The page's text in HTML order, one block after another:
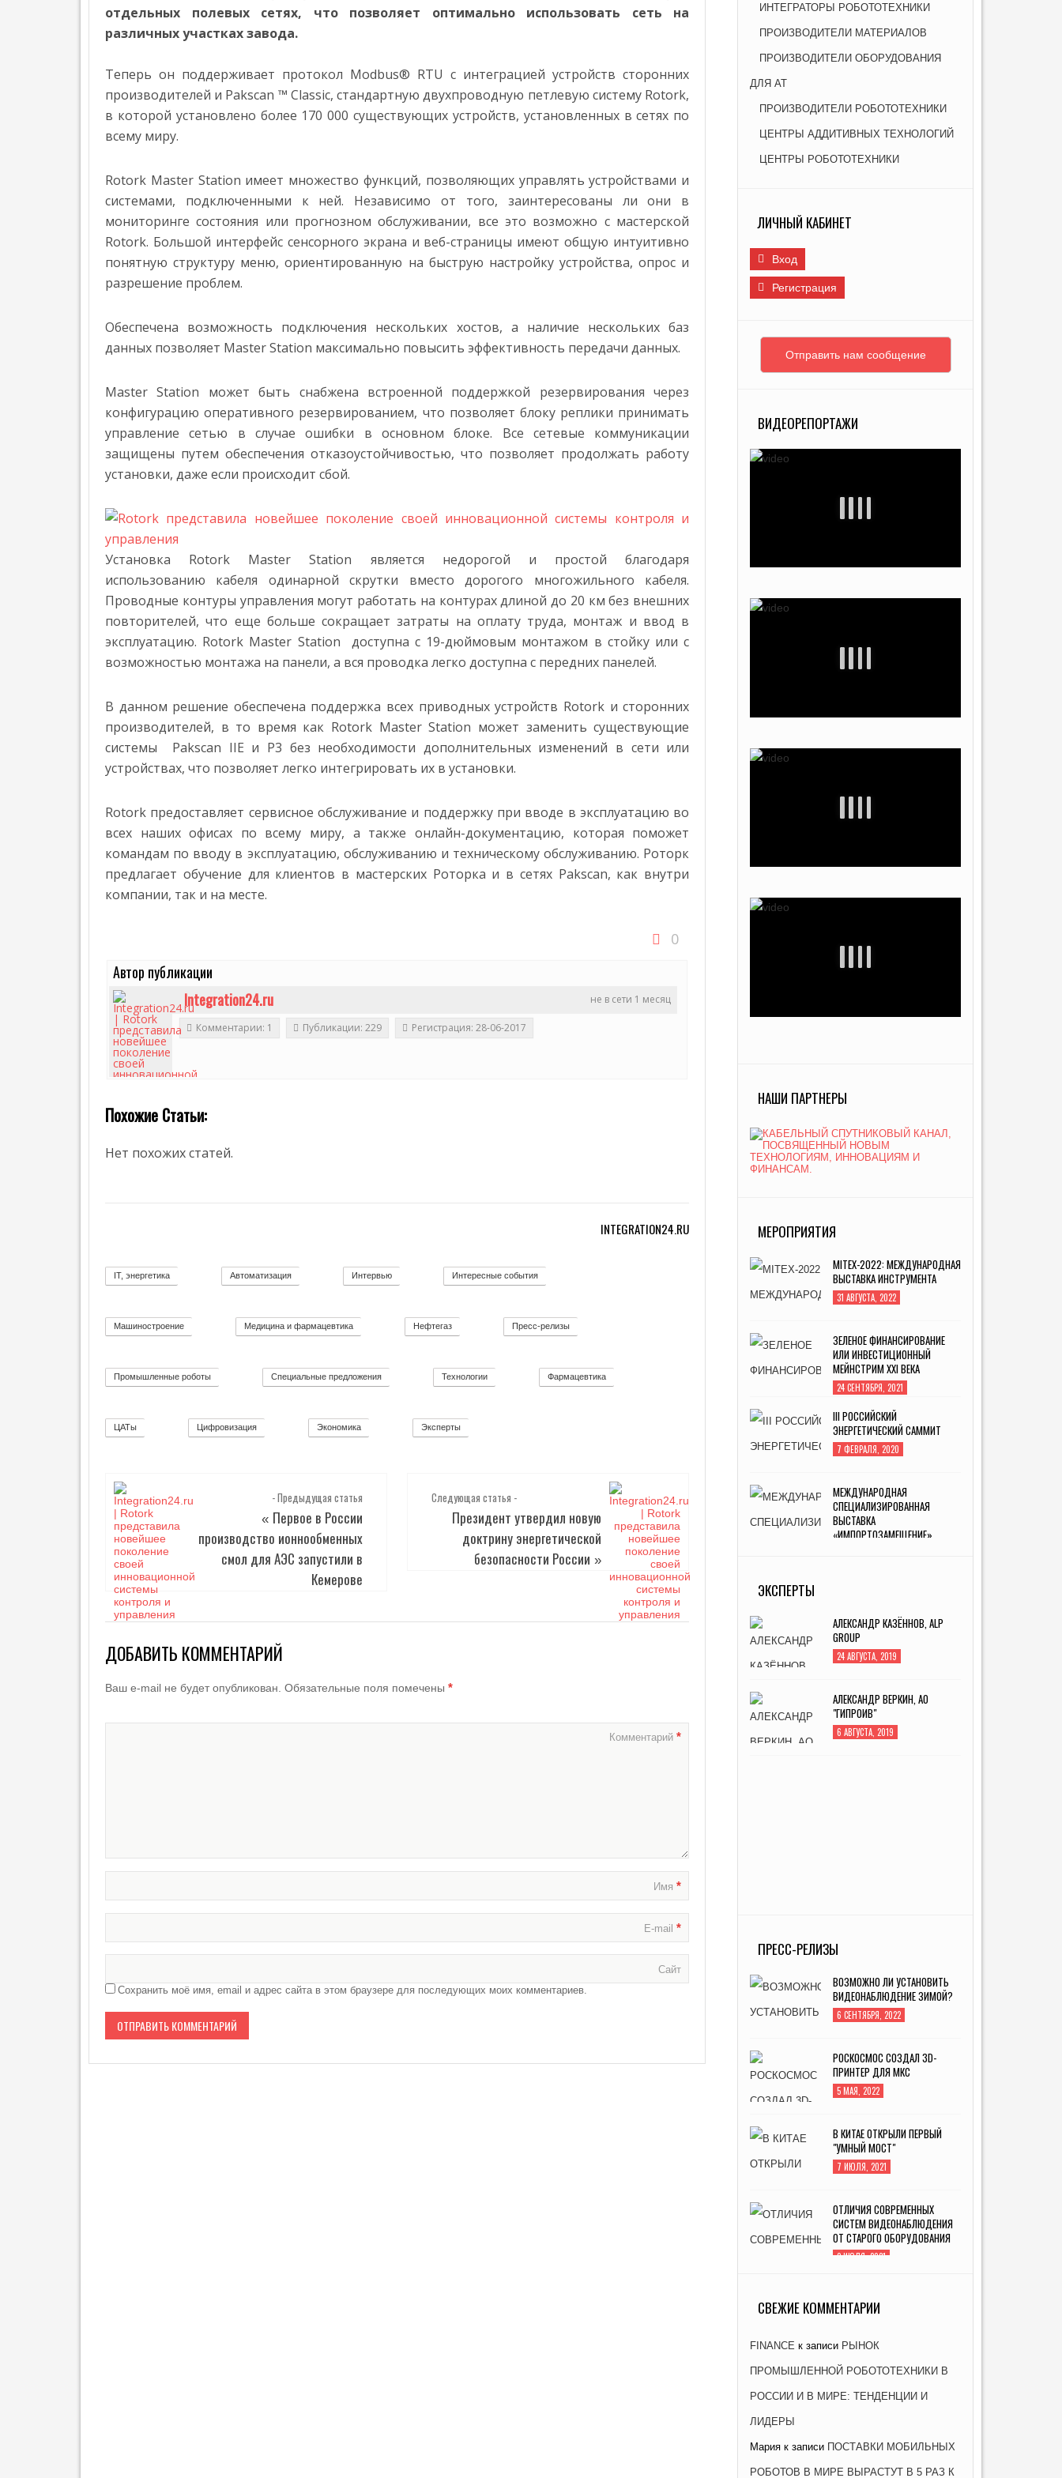
ПЕЧАТИ
В
»
ЛУЧШИЕ
ПРОЕКТЫ
3D-
ПЕЧАТИ
В
СТРОИТЕЛЬСТВЕ
И
ИСКУССТВЕ
»
ПОБЕДИТЕЛЕЙ
ПЕРВОЙ
ВСЕРОССИЙСКОЙ
ПРЕМИИ
ПО
АДДИТИВНЫМ
ФОРМЫ»
»
ОТКРЫЛ
НОВЫЙ
ЦЕНТР
ПЕРЕДОВЫХ
ПРОИЗВОДСТВЕННЫХ
ТЕХНОЛОГИЙ
СИДНЕЕ
»
Л
Е
Н
С
Т
Н
О
Л
О
Г
И
И
Э
Н
М
О
П
Р
Е
Е
Н
Т
Е
Р
В
Ю
Н
Т
Е
Г
А
З
Р
С
С
Р
Е
I
,
Э
Н
И
И
АВТОМАТИЗАЦИЯ УЧЕНЫЕ «РОСАТОМА» ПРЕДСТАВИЛИ НА ВЫСТАВКЕ ФОРУМА БУДУЩИХ ТЕХНОЛОГИЙ АВТОМАТИЗИРОВАННОЕ РЕШЕНИЕ СОЗДАНИЯ НОВЫХ МАТЕРИАЛОВ ДЛЯ ПРОМЫШЛЕННОСТИ
АВТОМАТИЗАЦИЯ ПОСТАВКИ МОБИЛЬНЫХ РОБОТОВ В МИРЕ ВЫРАСТУТ В 5 РАЗ К 2030 ГОДУ
отдельных полевых сетях, что позволяет оптимально использовать сеть на
различных участках завода.
Теперь он поддерживает протокол Modbus® RTU с интеграцией устройств сторонних
производителей и Pakscan ™ Classic, стандартную двухпроводную петлевую систему Rotork,
в которой установлено более 170 000 существующих устройств, установленных в сетях по
всему миру.
Rotork Master Station имеет множество функций, позволяющих управлять устройствами и
системами, подключенными к ней. Независимо от того, заинтересованы ли они в
мониторинге состояния или прогнозном обслуживании, все это возможно с мастерской
Rotork. Большой интерфейс сенсорного экрана и веб-страницы имеют общую интуитивно
понятную структуру меню, ориентированную на быструю настройку устройства, опрос и
разрешение проблем.
Обеспечена возможность подключения нескольких хостов, а наличие нескольких баз
данных позволяет Master Station максимально повысить эффективность передачи данных.
Master Station может быть снабжена встроенной поддержкой резервирования через
конфигурацию оперативного резервированием, что позволяет блоку реплики принимать
управление сетью в случае ошибки в основном блоке. Все сетевые коммуникации
защищены путем обеспечения отказоустойчивостью, что позволяет продолжать работу
установки, даже если происходит сбой.
Установка Rotork Master Station является недорогой и простой благодаря
использованию кабеля одинарной скрутки вместо дорогого многожильного кабеля.
Проводные контуры управления могут работать на контурах длиной до 20 км без внешних
повторителей, что еще больше сокращает затраты на оплату труда, монтаж и ввод в
эксплуатацию. Rotork Master Station доступна с 19-дюймовым монтажом в стойку или с
возможностью монтажа на панели, а вся проводка легко доступна с передних панелей.
В данном решение обеспечена поддержка всех приводных устройств Rotork и сторонних
производителей, в то время как Rotork Master Station может заменить существующие
системы Pakscan IIE и P3 без необходимости дополнительных изменений в сети или
устройствах, что позволяет легко интегрировать их в установки.
Rotork предоставляет сервисное обслуживание и поддержку при вводе в эксплуатацию во
всех наших офисах по всему миру, а также онлайн-документацию, которая поможет
командам по вводу в эксплуатацию, обслуживанию и техническому обслуживанию. Роторк
предлагает обучение для клиентов в мастерских Роторка и в сетях Pakscan, как внутри
компании, так и на месте.
0
Автор публикации
не в сети 1 месяц
Integration24.ru
Комментарии: 1 Публикации: 229 Регистрация: 28-06-2017
Похожие Статьи:
Нет похожих статей.
INTEGRATION24.RU
IT, энергетика Автоматизация Интервью Интересные события
Машиностроение Медицина и фармацевтика Нефтегаз Пресс-релизы
Промышленные роботы Специальные предложения Технологии Фармацевтика
ЦАТы Цифровизация Экономика Эксперты
- Предыдущая статья
« Первое в России
производство ионнообменных
смол для АЭС запустили в
Кемерове
Следующая статья -
Президент утвердил новую
доктрину энергетической
безопасности России »
ДОБАВИТЬ КОММЕНТАРИЙ
Ваш e-mail не будет опубликован. Обязательные поля помечены *
Комментарий*
Имя*
E-mail*
Сайт
Сохранить моё имя, email и адрес сайта в этом браузере для последующих моих комментариев.
ИНТЕГРАТОРЫ РОБОТОТЕХНИКИ
ПРОИЗВОДИТЕЛИ МАТЕРИАЛОВ
ПРОИЗВОДИТЕЛИ ОБОРУДОВАНИЯ
ДЛЯ АТ
ПРОИЗВОДИТЕЛИ РОБОТОТЕХНИКИ
ЦЕНТРЫ АДДИТИВНЫХ ТЕХНОЛОГИЙ
ЦЕНТРЫ РОБОТОТЕХНИКИ
ЛИЧНЫЙ КАБИНЕТ
Вход
Регистрация
Отправить нам сообщение
ВИДЕОРЕПОРТАЖИ
НАШИ ПАРТНЕРЫ
МЕРОПРИЯТИЯ
MITEX-2022: МЕЖДУНАРОДНАЯ
ВЫСТАВКА ИНСТРУМЕНТА
31 АВГУСТА, 2022
ЗЕЛЕНОЕ ФИНАНСИРОВАНИЕ
ИЛИ ИНВЕСТИЦИОННЫЙ
МЕЙНСТРИМ XXI ВЕКА
24 СЕНТЯБРЯ, 2021
III РОССИЙСКИЙ
ЭНЕРГЕТИЧЕСКИЙ САММИТ
7 ФЕВРАЛЯ, 2020
МЕЖДУНАРОДНАЯ
СПЕЦИАЛИЗИРОВАННАЯ
ВЫСТАВКА
«ИМПОРТОЗАМЕЩЕНИЕ»
ЭКСПЕРТЫ
АЛЕКСАНДР КАЗЁННОВ, ALP
GROUP
24 АВГУСТА, 2019
АЛЕКСАНДР ВЕРКИН, АО
"ГИПРОИВ"
6 АВГУСТА, 2019
ПРЕСС-РЕЛИЗЫ
ВОЗМОЖНО ЛИ УСТАНОВИТЬ
ВИДЕОНАБЛЮДЕНИЕ ЗИМОЙ?
6 СЕНТЯБРЯ, 2022
РОСКОСМОС СОЗДАЛ 3D-
ПРИНТЕР ДЛЯ МКС
5 МАЯ, 2022
В КИТАЕ ОТКРЫЛИ ПЕРВЫЙ
"УМНЫЙ МОСТ"
7 ИЮЛЯ, 2021
ОТЛИЧИЯ СОВРЕМЕННЫХ
СИСТЕМ ВИДЕОНАБЛЮДЕНИЯ
ОТ СТАРОГО ОБОРУДОВАНИЯ
2 ИЮЛЯ, 2021
ПРОИЗВОДСТВО РЕАКТОРНОЙ
УСТАНОВКИ ДЛЯ ЭНЕРГОБЛОКА
26 ЯНВАРЯ, 2021
СВЕЖИЕ КОММЕНТАРИИ
FINANCE к записи РЫНОК
ПРОМЫШЛЕННОЙ РОБОТОТЕХНИКИ В
РОССИИ И В МИРЕ: ТЕНДЕНЦИИ И
ЛИДЕРЫ
Мария к записи ПОСТАВКИ МОБИЛЬНЫХ
РОБОТОВ В МИРЕ ВЫРАСТУТ В 5 РАЗ К